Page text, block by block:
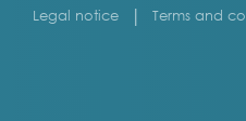
Legal notice
Terms and